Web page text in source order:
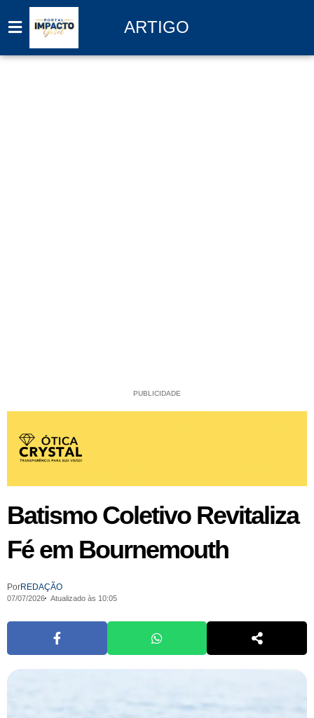
ARTIGO
PUBLICIDADE
Batismo Coletivo Revitaliza
Fé em Bournemouth
PorREDAÇÃO
07/07/2026 Atualizado às 10:05